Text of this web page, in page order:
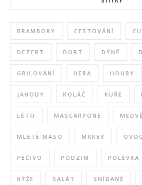
BRAMBORY CESTOVÁNÍ
DEZERT DORT DÝNĚ
GRILOVÁNÍ HERA HOUBY
JAHODY KOLÁČ KUŘE
LÉTO MASCARPONE
MLETÉ MASO MRKEV
PEČIVO PODZIM POLÉVKA
RÝŽE SALÁT SNÍDANĚ